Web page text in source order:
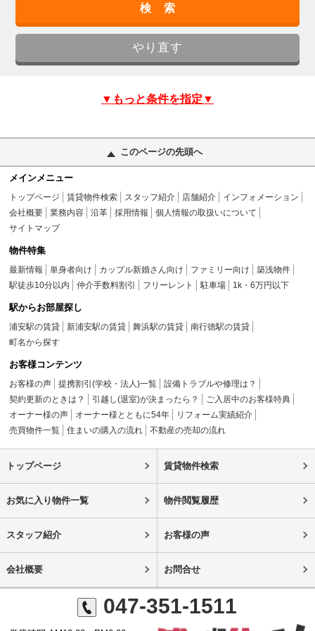
▼もっと条件を指定▼
このページの先頭へ
メインメニュー
トップページ 賃貸物件検索 スタッフ紹介 店舗紹介
インフォメーション
会社概要
業務内容 沿革 採用情報
個人情報の取扱いについて
サイトマップ
物件特集
最新情報 単身者向け カップル新婚さん向け ファミリー向け
築浅物件
駅徒歩10分以内
仲介手数料割引 フリーレント 駐車場 1k・6万円以下
駅からお部屋探し
浦安駅の賃貸 新浦安駅の賃貸 舞浜駅の賃貸
南行徳駅の賃貸
町名から探す
お客様コンテンツ
お客様の声 提携割引(学校・法人)一覧
設備トラブルや修理は？
契約更新のときは？
引越し(退室)が決まったら？
ご入居中のお客様特典
オーナー様の声
オーナー様とともに54年
リフォーム実績紹介
売買物件一覧
住まいの購入の流れ 不動産の売却の流れ
トップページ 賃貸物件検索
お気に入り物件一覧 物件閲覧履歴
スタッフ紹介 お客様の声
会社概要 お問合せ
047-351-1511